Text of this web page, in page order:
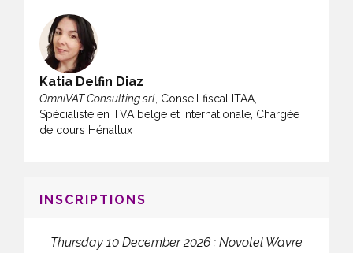
Katia Delfin Diaz
OmniVAT Consulting srl , Conseil fiscal ITAA,
Spécialiste en TVA belge et internationale, Chargée
de cours Hénallux
INSCRIPTIONS
Thursday 10 December 2026 : Novotel Wavre